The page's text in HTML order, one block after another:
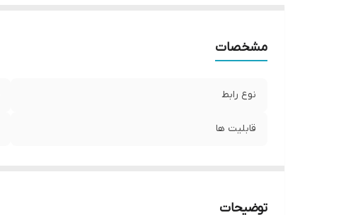
مشخصات
نوع رابط
قابلیت ها
توضیحات